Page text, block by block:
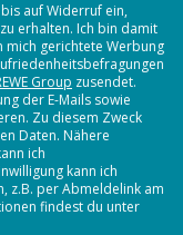
auf Widerruf ein,
erhalten. Ich bin damit
mich gerichtete Werbung
Group zusendet.
der E-Mails sowie
Zu diesem Zweck
Daten. Nähere
ich
kann ich
z.B. per Abmeldelink am
findest du unter